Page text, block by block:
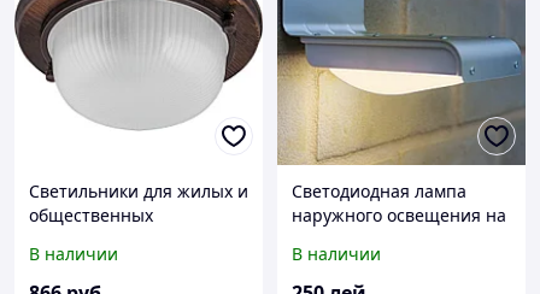
Светильники для жилых и
общественных
03-60-021
В наличии
Светодиодная лампа
наружного освещения на
датчиком движения
В наличии